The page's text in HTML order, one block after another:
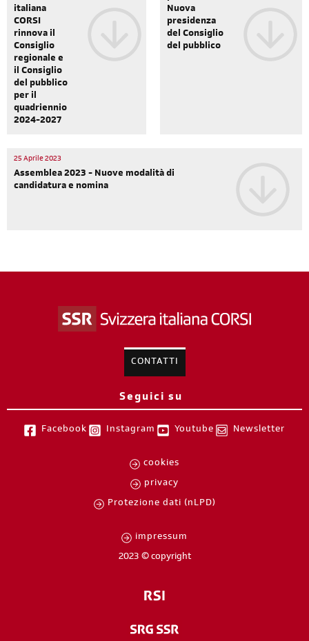
italiana
CORSI
rinnova il
Consiglio
regionale e
il Consiglio
del pubblico
per il
quadriennio
2024-2027
Nuova
presidenza
del Consiglio
del pubblico
25 Aprile 2023
Assemblea 2023 - Nuove modalità di
candidatura e nomina
CONTATTI
Seguici su
Facebook Instagram Youtube Newsletter
cookies
privacy
Protezione dati (nLPD)
impressum
2023 © copyright